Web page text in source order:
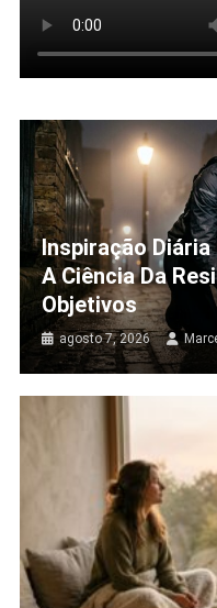
Inspiração
A Ciência Da
Objetivos
agosto 7, 2026